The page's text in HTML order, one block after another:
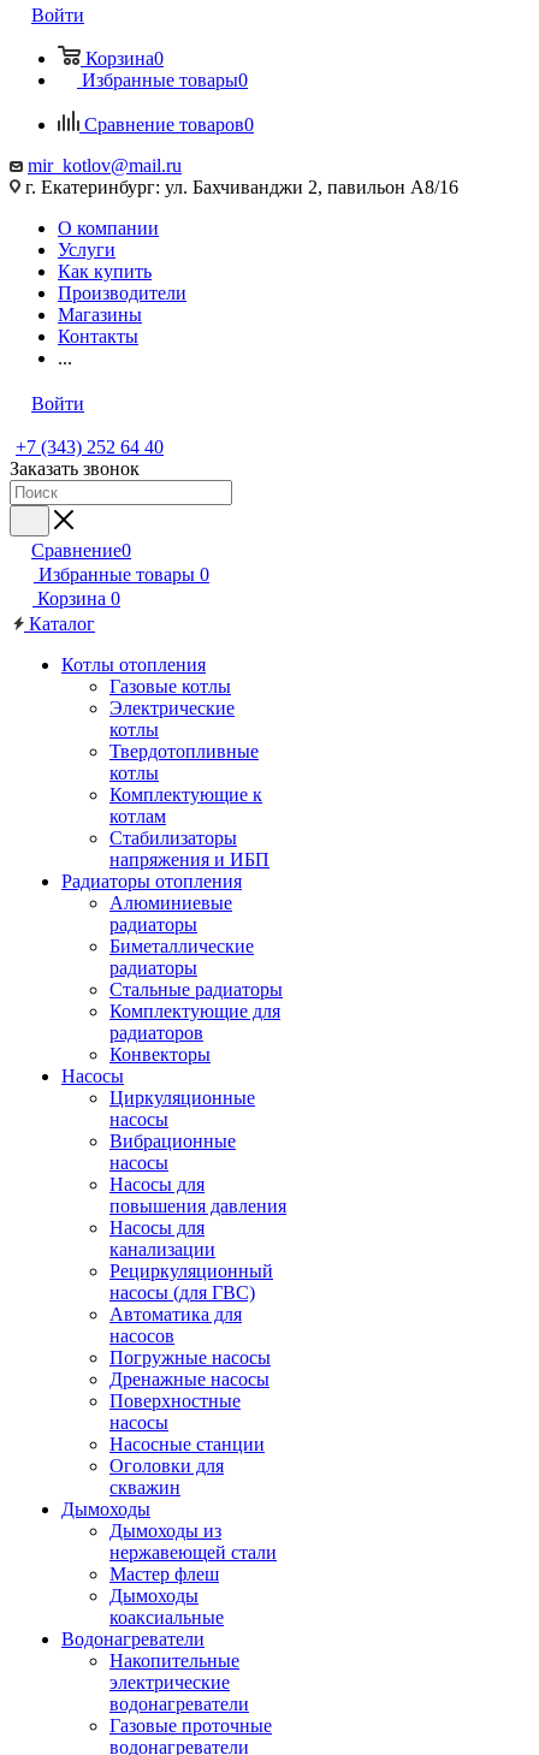
Войти
Корзина0
Избранные товары0
Сравнение товаров0
mir_kotlov@mail.ru
г. Екатеринбург: ул. Бахчиванджи 2, павильон А8/16
О компании
Услуги
Как купить
Производители
Магазины
Контакты
...
Войти
+7 (343) 252 64 40
Заказать звонок
Сравнение0
Избранные товары 0
Корзина 0
Каталог
Котлы отопления
Газовые котлы
Электрические
котлы
Твердотопливные
котлы
Комплектующие к
котлам
Стабилизаторы
напряжения и ИБП
Радиаторы отопления
Алюминиевые
радиаторы
Биметаллические
радиаторы
Стальные радиаторы
Комплектующие для
радиаторов
Конвекторы
Насосы
Циркуляционные
насосы
Вибрационные
насосы
Насосы для
повышения давления
Насосы для
канализации
Рециркуляционный
насосы (для ГВС)
Автоматика для
насосов
Погружные насосы
Дренажные насосы
Поверхностные
насосы
Насосные станции
Оголовки для
скважин
Дымоходы
Дымоходы из
нержавеющей стали
Мастер флеш
Дымоходы
коаксиальные
Водонагреватели
Накопительные
электрические
водонагреватели
Газовые проточные
водонагреватели